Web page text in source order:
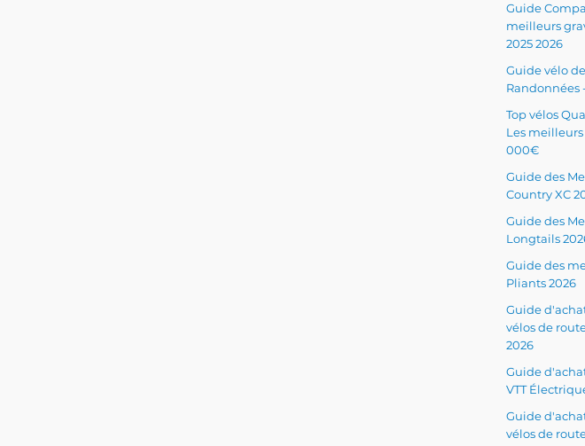
Guide
meilleurs
2025 2026
Guide vélo
Randonnées
Top vélos
Les meilleurs
000€
Guide des
Country XC
Guide des
Longtails
Guide des
Pliants 2026
Guide
vélos de
2026
Guide
VTT
Guide
vélos de